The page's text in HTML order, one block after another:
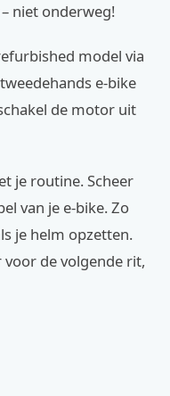
niet onderweg!
model via
e-bike
de motor uit
je routine. Scheer
van je e-bike. Zo
je helm opzetten.
de volgende rit,